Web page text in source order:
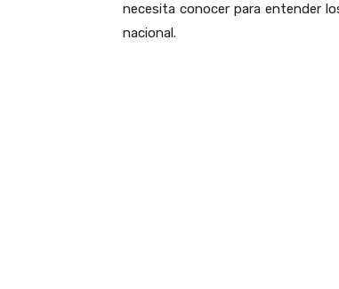
necesita conocer para entender
nacional.